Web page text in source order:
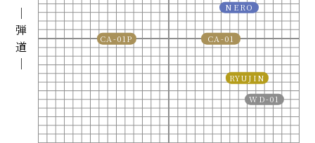
｜
弾
道
｜
NERO
CA-01P CA-01
WD-01
RYUJIN